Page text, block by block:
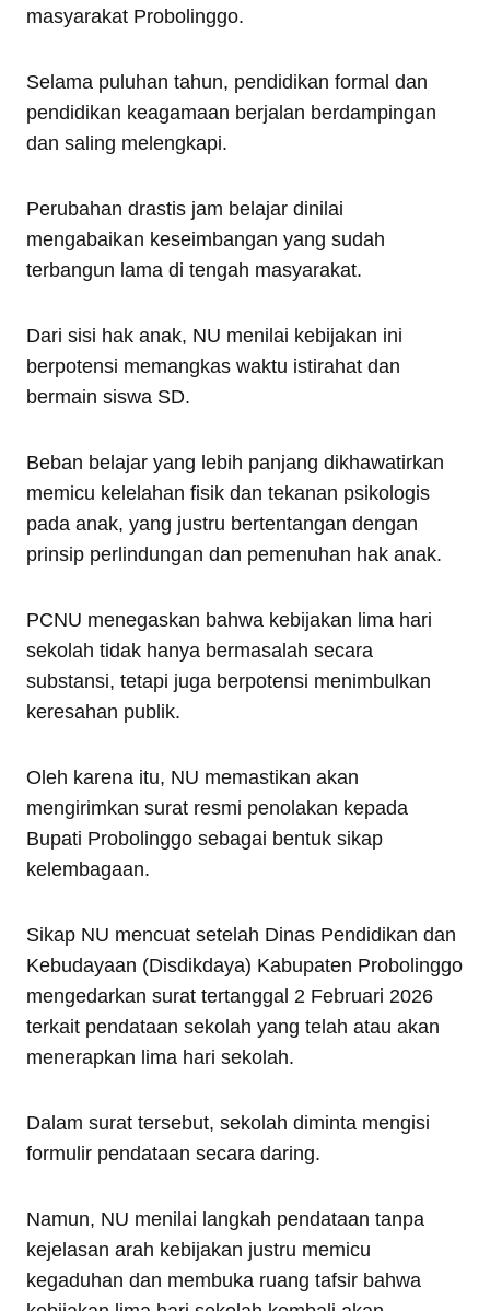
masyarakat Probolinggo.
Selama puluhan tahun, pendidikan formal dan
pendidikan keagamaan berjalan berdampingan
dan saling melengkapi.
Perubahan drastis jam belajar dinilai
mengabaikan keseimbangan yang sudah
terbangun lama di tengah masyarakat.
Dari sisi hak anak, NU menilai kebijakan ini
berpotensi memangkas waktu istirahat dan
bermain siswa SD.
Beban belajar yang lebih panjang dikhawatirkan
memicu kelelahan fisik dan tekanan psikologis
pada anak, yang justru bertentangan dengan
prinsip perlindungan dan pemenuhan hak anak.
PCNU menegaskan bahwa kebijakan lima hari
sekolah tidak hanya bermasalah secara
substansi, tetapi juga berpotensi menimbulkan
keresahan publik.
Oleh karena itu, NU memastikan akan
mengirimkan surat resmi penolakan kepada
Bupati Probolinggo sebagai bentuk sikap
kelembagaan.
Sikap NU mencuat setelah Dinas Pendidikan dan
Kebudayaan (Disdikdaya) Kabupaten Probolinggo
mengedarkan surat tertanggal 2 Februari 2026
terkait pendataan sekolah yang telah atau akan
menerapkan lima hari sekolah.
Dalam surat tersebut, sekolah diminta mengisi
formulir pendataan secara daring.
Namun, NU menilai langkah pendataan tanpa
kejelasan arah kebijakan justru memicu
kegaduhan dan membuka ruang tafsir bahwa